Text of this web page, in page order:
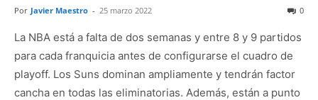
Por Javier Maestro - 25 marzo 2022 0
La NBA está a falta de dos semanas y entre 8 y 9 partidos
para cada franquicia antes de configurarse el cuadro de
playoff. Los Suns dominan ampliamente y tendrán factor
cancha en todas las eliminatorias. Además, están a punto